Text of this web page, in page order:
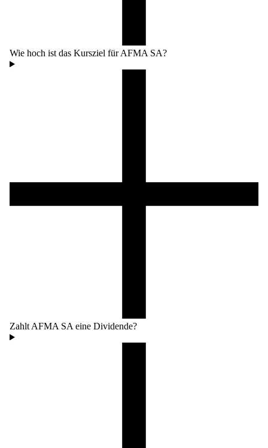
Wie hoch ist das Kursziel für AFMA SA?
Zahlt AFMA SA eine Dividende?